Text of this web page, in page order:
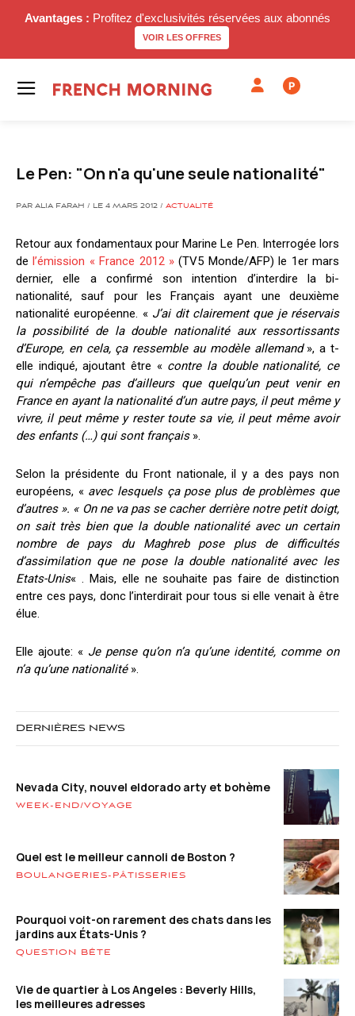
Avantages : Profitez d'exclusivités réservées aux abonnés
VOIR LES OFFRES
P
Le Pen: "On n'a qu'une seule nationalité"
PAR ALIA FARAH / LE 4 MARS 2012 / ACTUALITÉ
Retour aux fondamentaux pour Marine Le Pen. Interrogée lors
del’émission « France 2012 » (TV5 Monde/AFP) le 1er mars
dernier, elle a confirmé son intention d’interdire la bi-
nationalité, sauf pour les Français ayant une deuxième
nationalité européenne. « J’ai dit clairement que je réservais
la possibilité de la double nationalité aux ressortissants
d’Europe, en cela, ça ressemble au modèle allemand», a t-
elle indiqué, ajoutant être « contre la double nationalité, ce
qui n’empêche pas d’ailleurs que quelqu’un peut venir en
France en ayant la nationalité d’un autre pays, il peut même y
vivre, il peut même y rester toute sa vie, il peut même avoir
des enfants (…) qui sont français».
Selon la présidente du Front nationale, il y a des pays non
européens, « avec lesquels ça pose plus de problèmes que
d’autres ». « On ne va pas se cacher derrière notre petit doigt,
on sait très bien que la double nationalité avec un certain
nombre de pays du Maghreb pose plus de difficultés
d’assimilation que ne pose la double nationalité avec les
Etats-Unis« . Mais, elle ne souhaite pas faire de distinction
entre ces pays, donc l’interdirait pour tous si elle venait à être
élue.
Elle ajoute: « Je pense qu’on n’a qu’une identité, comme on
n’a qu’une nationalité».
DERNIÈRES NEWS
Nevada City, nouvel eldorado arty et bohème
WEEK-END/VOYAGE
Quel est le meilleur cannoli de Boston ?
BOULANGERIES-PÂTISSERIES
Pourquoi voit-on rarement des chats dans les
jardins aux États-Unis ?
QUESTION BÊTE
Vie de quartier à Los Angeles : Beverly Hills,
les meilleures adresses